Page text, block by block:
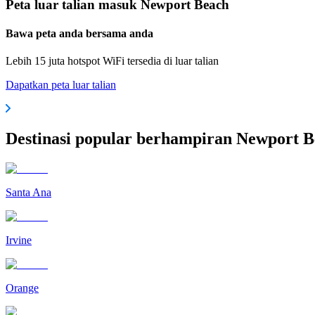
Peta luar talian masuk Newport Beach
Bawa peta anda bersama anda
Lebih 15 juta hotspot WiFi tersedia di luar talian
Dapatkan peta luar talian
Destinasi popular berhampiran Newport
Santa Ana
Irvine
Orange